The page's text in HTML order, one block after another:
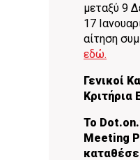
μεταξύ 9
17
αίτηση
εδώ.
Γενικοί
Κριτήρια
Το
Meeting